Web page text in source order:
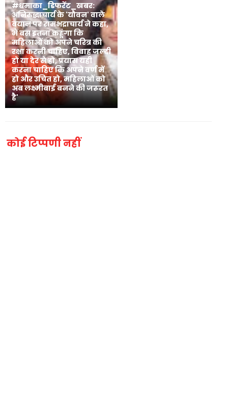
#धमाका_डिफरेंट_खबर:
अनिरुद्धाचार्य के 'यौवन' वाले
बयान पर रामभद्राचार्य ने कहा,
मैं बस इतना कहूंगा कि
महिलाओं को अपने चरित्र की
रक्षा करनी चाहिए, विवाह जल्दी
हो या देर से हो, प्रयास यही
करना चाहिए कि अपने वर्ण में
हो और उचित हो, महिलाओं को
अब लक्ष्मीबाई बनने की जरूरत
है'
कोई टिप्पणी नहीं